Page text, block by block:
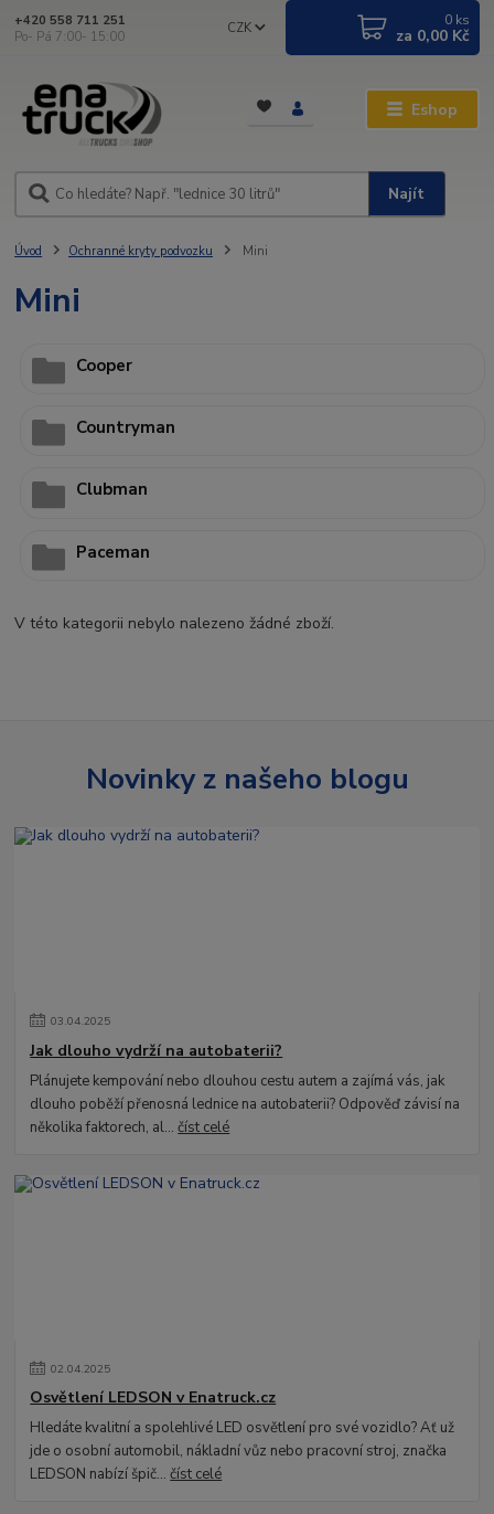
Eshop
CZK
Najít
+420 558 711 251
Po- Pá 7:00- 15:00
0 ks
za 0,00 Kč
Úvod Ochranné kryty podvozku Mini
Mini
Cooper
Countryman
Clubman
Paceman
V této kategorii nebylo nalezeno žádné zboží.
Novinky z našeho blogu
03.04.2025
Jak dlouho vydrží na autobaterii?
Plánujete kempování nebo dlouhou cestu autem a zajímá vás, jak
dlouho poběží přenosná lednice na autobaterii? Odpověď závisí na
několika faktorech, al...číst celé
02.04.2025
Osvětlení LEDSON v Enatruck.cz
Hledáte kvalitní a spolehlivé LED osvětlení pro své vozidlo? Ať už
jde o osobní automobil, nákladní vůz nebo pracovní stroj, značka
LEDSON nabízí špič...číst celé